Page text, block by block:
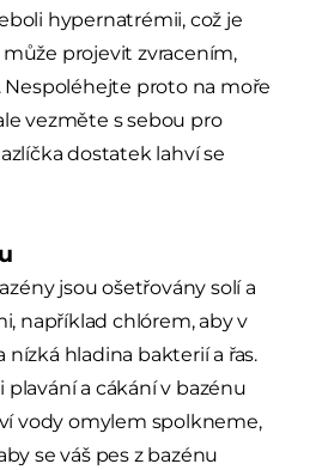
hypernatrémii, což je
projevit zvracením,
proto na moře
vezměte s sebou pro
dostatek lahví se
jsou ošetřovány solí a
například chlórem, aby v
nízká hladina bakterií a řas.
plavání a cákání v bazénu
vody omylem spolkneme,
se váš pes z bazénu